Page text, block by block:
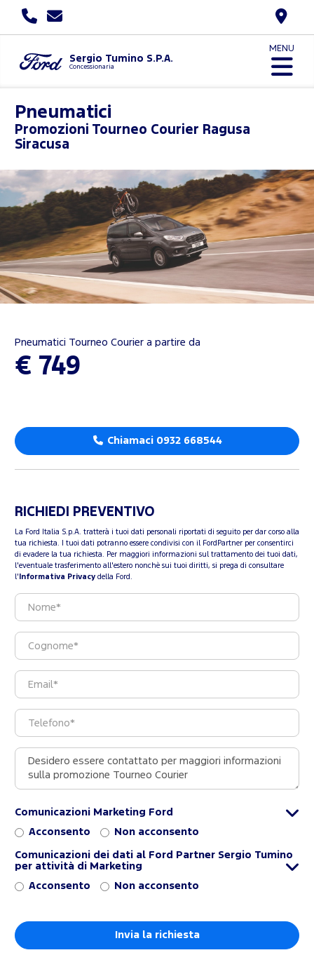
Sergio Tumino S.P.A.
Concessionaria
MENU
Pneumatici
Promozioni Tourneo Courier Ragusa
Siracusa
Pneumatici Tourneo Courier a partire da
€ 749
Chiamaci 0932 668544
RICHIEDI PREVENTIVO
La Ford Italia S.p.A. tratterà i tuoi dati personali riportati di seguito per dar corso alla
tua richiesta. I tuoi dati potranno essere condivisi con il FordPartner per consentirci
di evadere la tua richiesta. Per maggiori informazioni sul trattamento dei tuoi dati,
l'eventuale trasferimento all'estero nonchè sui tuoi diritti, si prega di consultare
l' Informativa Privacy della Ford.
Comunicazioni Marketing Ford
Acconsento Non acconsento
Comunicazioni dei dati al Ford Partner Sergio Tumino
per attività di Marketing
Acconsento Non acconsento